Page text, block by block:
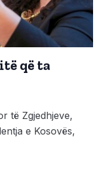
që ta
të Zgjedhjeve,
e Kosovës,